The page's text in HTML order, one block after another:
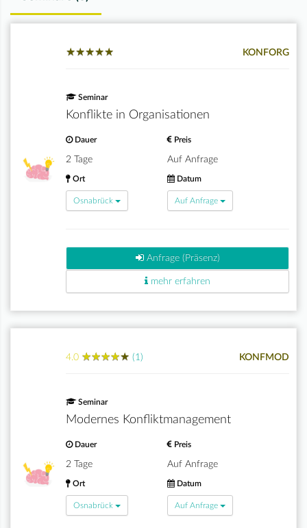
★★★★★
★★★★★ KONFORG
Seminar
Konflikte in Organisationen
Dauer
2 Tage
Preis
Auf Anfrage
Ort
Osnabrück
Datum
Auf Anfrage
Anfrage (Präsenz)
mehr erfahren
4.0 ★★★★★
★★★★★ (1) KONFMOD
Seminar
Modernes Konfliktmanagement
Dauer
2 Tage
Preis
Auf Anfrage
Ort
Osnabrück
Datum
Auf Anfrage